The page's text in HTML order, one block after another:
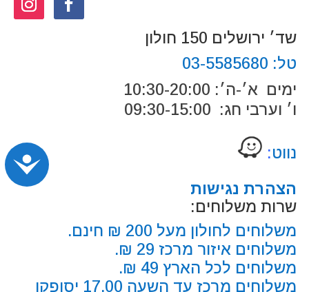
שד׳ ירושלים 150 חולון
טל: 03-5585680
ימים א׳-ה׳: 10:30-20:00
ו׳ וערבי חג: 09:30-15:00
נווט:
הצהרת נגישות
שרות משלוחים:
משלוחים לחולון מעל 200 ₪ חינם.
משלוחים איזור מרכז 29 ₪.
משלוחים לכל הארץ 49 ₪.
משלוחים מרכז עד השעה 17.00 יסופקו